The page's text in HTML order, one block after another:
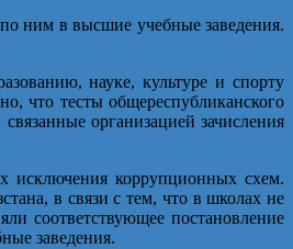
ним в высшие учебные заведения.
науке, культуре и спорту
что тесты общереспубликанского
организацией зачисления
исключения коррупционных схем.
в связи с тем, что в школах не
соответствующее постановление
заведения.